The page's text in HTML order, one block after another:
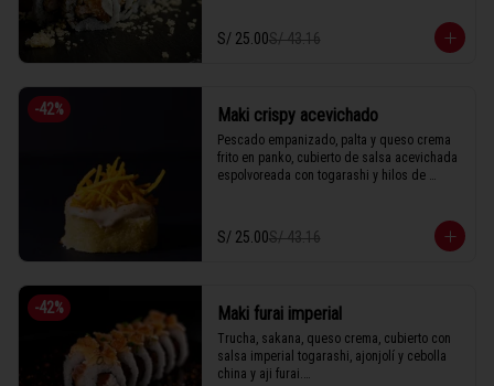
1 Tabla (10 unidades)
S/ 25.00S/ 43.16
-42% Maki crispy acevichado
Pescado empanizado, palta y queso crema
frito en panko, cubierto de salsa acevichada
espolvoreada con togarashi y hilos de
S/ 25.00S/ 43.16
-42% Maki furai imperial
Trucha, sakana, queso crema, cubierto con
salsa imperial togarashi, ajonjolí y cebolla
china y aji furai.